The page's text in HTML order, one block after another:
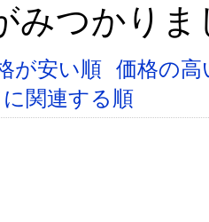
みつかりま
が安い順 価格の
関連する順